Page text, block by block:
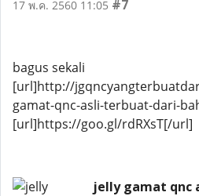
17 พ.ค. 2560 11:05 #7
bagus sekali
[url]http://
gamat-qnc-asli-terbuat-dari-
[url]https://goo.gl/rdRXsT[/url]
jelly gamat qnc